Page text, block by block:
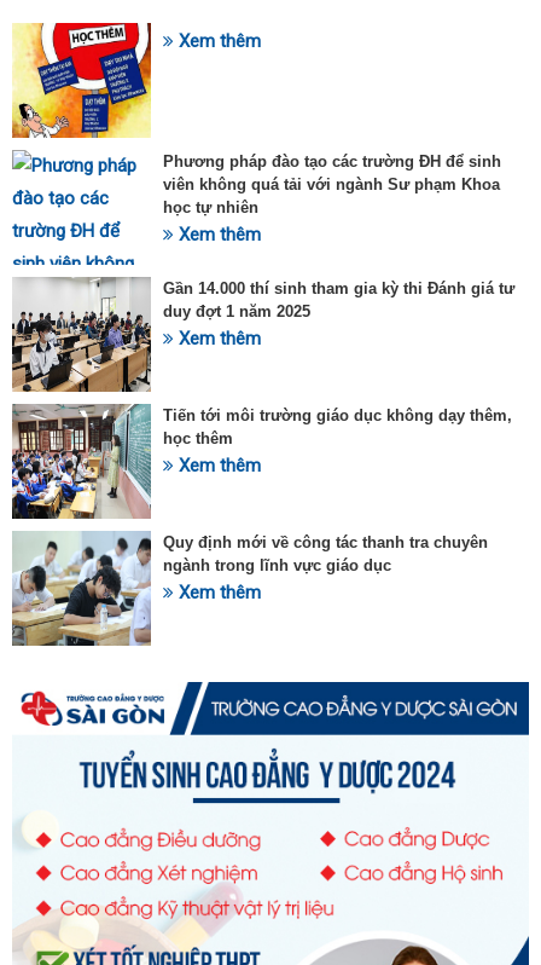
SỰ KIỆN HOT Xem thêm
Phương pháp đào tạo các trường ĐH để sinh
viên không quá tải với ngành Sư phạm Khoa
học tự nhiên
Xem thêm
Gần 14.000 thí sinh tham gia kỳ thi Đánh giá tư
duy đợt 1 năm 2025
Xem thêm
Tiến tới môi trường giáo dục không dạy thêm,
học thêm
Xem thêm
Quy định mới về công tác thanh tra chuyên
ngành trong lĩnh vực giáo dục
Xem thêm